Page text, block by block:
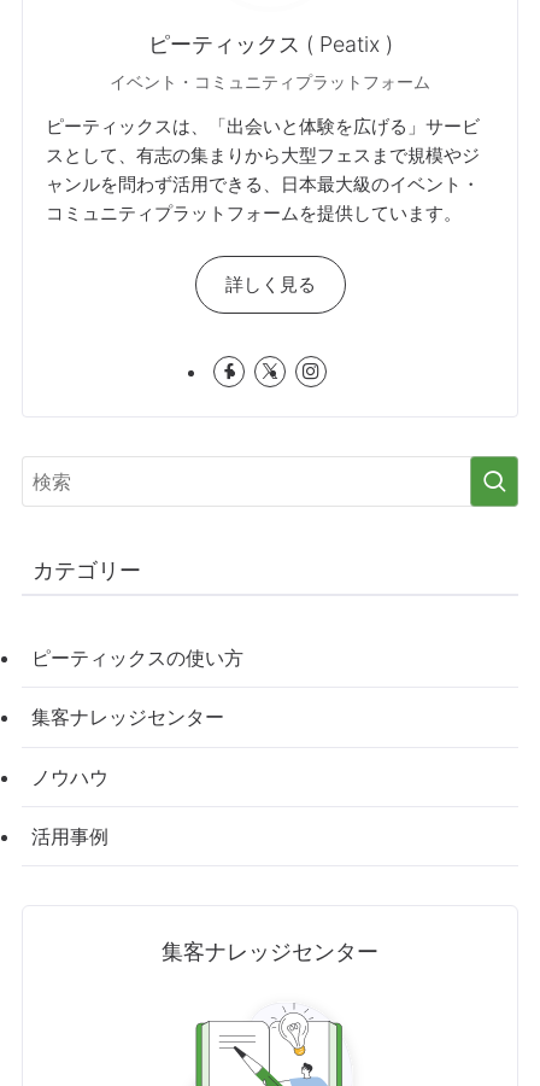
ピーティックス ( Peatix )
イベント・コミュニティプラットフォーム
ピーティックスは、「出会いと体験を広げる」サービ
スとして、有志の集まりから大型フェスまで規模やジ
ャンルを問わず活用できる、日本最大級のイベント・
コミュニティプラットフォームを提供しています。
詳しく見る
カテゴリー
ピーティックスの使い方
集客ナレッジセンター
ノウハウ
活用事例
集客ナレッジセンター